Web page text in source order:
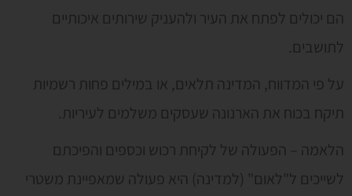
הם יכולים לפתח את העיר ולהעניק שירותים איכותיים
לתושבים.
על פי המדווח, המדינה תלאים, או במילים פחות רשמיות
תיקח בכוח את הארנונה שעסקים משלמים לעיריות.
הלאמה – הפעולה של לקיחת רכוש וכספים והפיכתם
לשייכים ל"לאום" (למדינה) היא פעולה שמאפיינת משטרי